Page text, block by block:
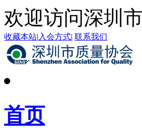
欢迎访问深圳
收藏本站| 入会方式| 联系我们
首页